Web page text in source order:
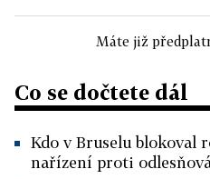
Máte již
Co se dočtete dál
Kdo v Bruselu blokoval
nařízení proti